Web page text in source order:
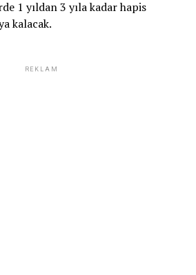
1 yıldan 3 yıla kadar hapis
kalacak.
REKLAM